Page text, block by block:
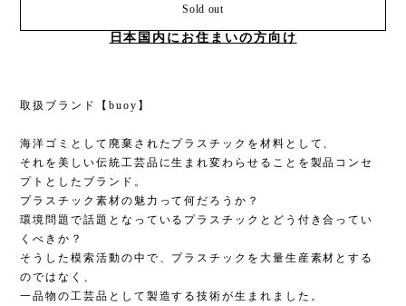
Sold out
日本国内にお住まいの方向け
取扱ブランド【buoy】
海洋ゴミとして廃棄されたプラスチックを材料として、
それを美しい伝統工芸品に生まれ変わらせることを製品コンセ
プトとしたブランド。
プラスチック素材の魅力って何だろうか？
環境問題で話題となっているプラスチックとどう付き合ってい
くべきか？
そうした模索活動の中で、プラスチックを大量生産素材とする
のではなく、
一品物の工芸品として製造する技術が生まれました。